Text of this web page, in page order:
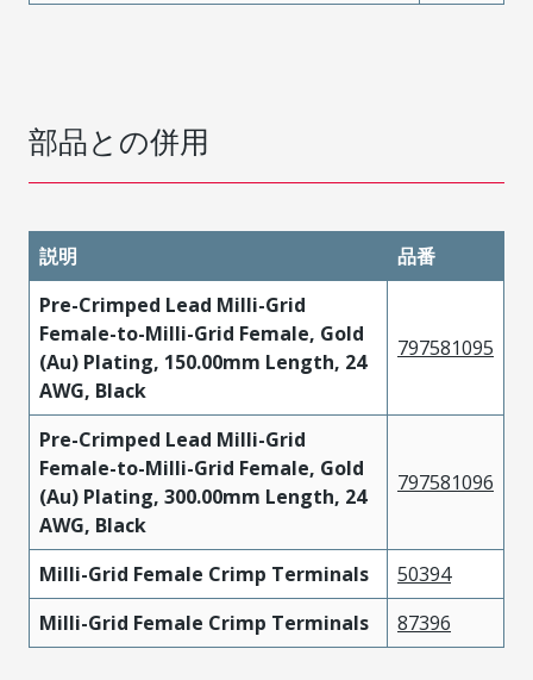
部品との併用
説明
品番
Pre-Crimped Lead Milli-Grid
Female-to-Milli-Grid Female, Gold
(Au) Plating, 150.00mm Length, 24
AWG, Black
797581095
Pre-Crimped Lead Milli-Grid
Female-to-Milli-Grid Female, Gold
(Au) Plating, 300.00mm Length, 24
AWG, Black
797581096
Milli-Grid Female Crimp Terminals
50394
Milli-Grid Female Crimp Terminals
87396